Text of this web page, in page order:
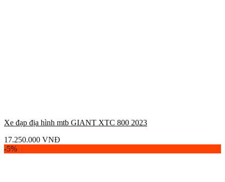
Xe đạp địa hình mtb GIANT XTC 800 2023
17.250.000 VNĐ
-5%